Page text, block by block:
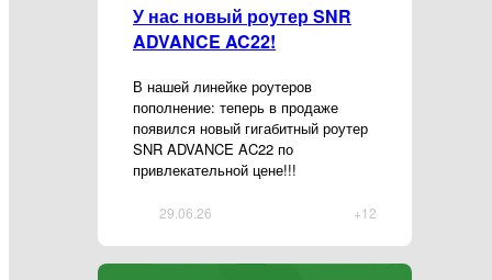
У нас новый роутер SNR
ADVANCE AC22!
В нашей линейке роутеров
пополнение: теперь в продаже
появился новый гигабитный роутер
SNR ADVANCE AC22 по
привлекательной цене!!!
+12
29.06.26